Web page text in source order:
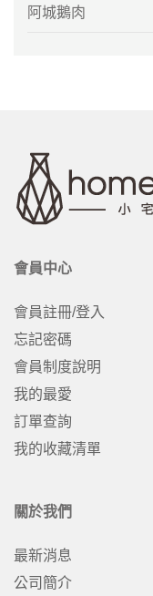
阿城鵝肉
會員中心
會員註冊/登入
忘記密碼
會員制度說明
我的最愛
訂單查詢
我的收藏清單
關於我們
最新消息
公司簡介